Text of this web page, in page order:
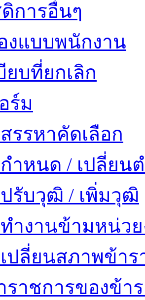
การอื่นๆ
งแบบพนักงาน
ยบที่ยกเลิก
ร์ม
รรหาคัดเลือก
ำหนด / เปลี่ยน
รับวุฒิ / เพิ่มวุฒิ
ำงานข้ามหน่ว
ปลี่ยนสภาพข้า
ราชการของข้า